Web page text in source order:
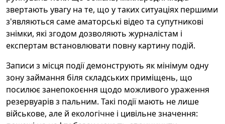
звертають увагу на те, що у таких ситуаціях першими
з'являються саме аматорські відео та супутникові
знімки, які згодом дозволяють журналістам і
експертам встановлювати повну картину подій.
Записи з місця події демонструють як мінімум одну
зону займання біля складських приміщень, що
посилює занепокоєння щодо можливого ураження
резервуарів з пальним. Такі події мають не лише
військове, але й екологічне і цивільне значення: